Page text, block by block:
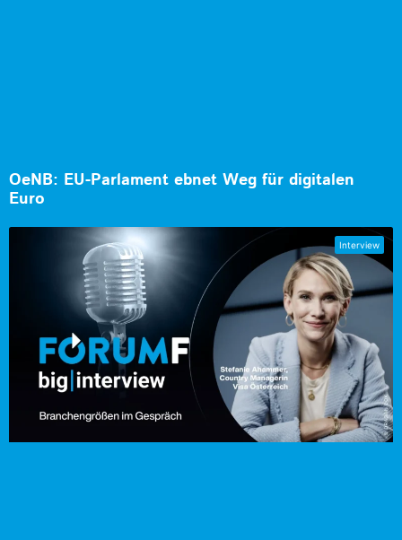
OeNB: EU-Parlament ebnet Weg für digitalen
Euro